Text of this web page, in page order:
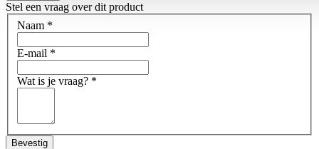
Stel een vraag over dit product
Naam *
E-mail *
Wat is je vraag? *
Bevestig